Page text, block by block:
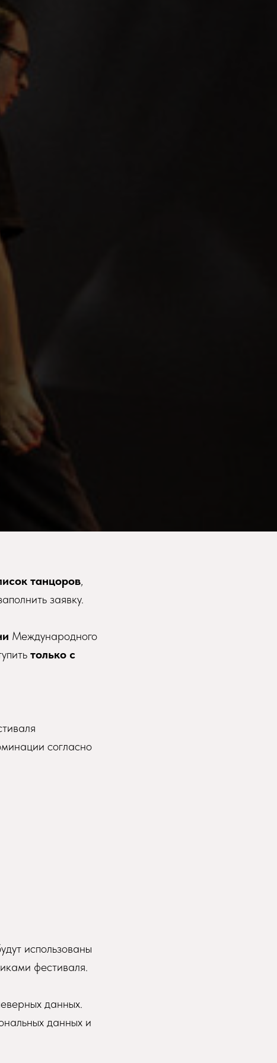
танцоров,
заявку.
Международного
только с
согласно
использованы
фестиваля.
данных.
данных и